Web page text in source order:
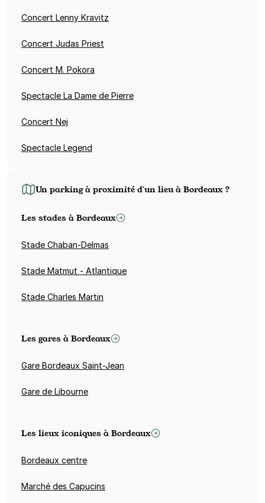
Concert Lenny Kravitz
Concert Judas Priest
Concert M. Pokora
Spectacle La Dame de Pierre
Concert Nej
Spectacle Legend
Un parking à proximité d'un lieu à Bordeaux ?
Les stades à Bordeaux
Stade Chaban-Delmas
Stade Matmut - Atlantique
Stade Charles Martin
Les gares à Bordeaux
Gare Bordeaux Saint-Jean
Gare de Libourne
Les lieux iconiques à Bordeaux
Bordeaux centre
Marché des Capucins